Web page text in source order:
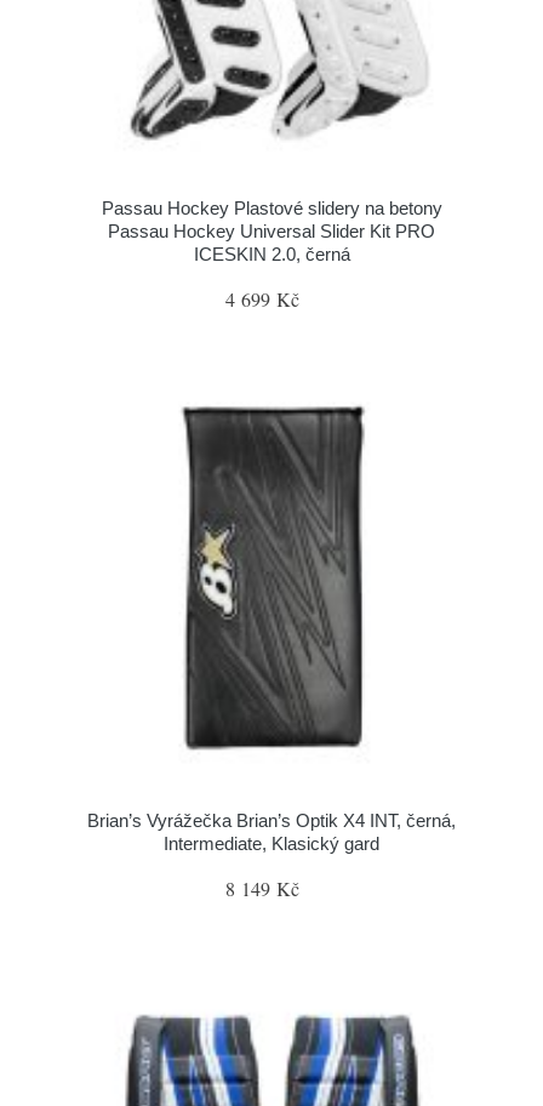
Passau Hockey Plastové slidery na betony
Passau Hockey Universal Slider Kit PRO
ICESKIN 2.0, černá
4 699 Kč
Brian’s Vyrážečka Brian’s Optik X4 INT, černá,
Intermediate, Klasický gard
8 149 Kč